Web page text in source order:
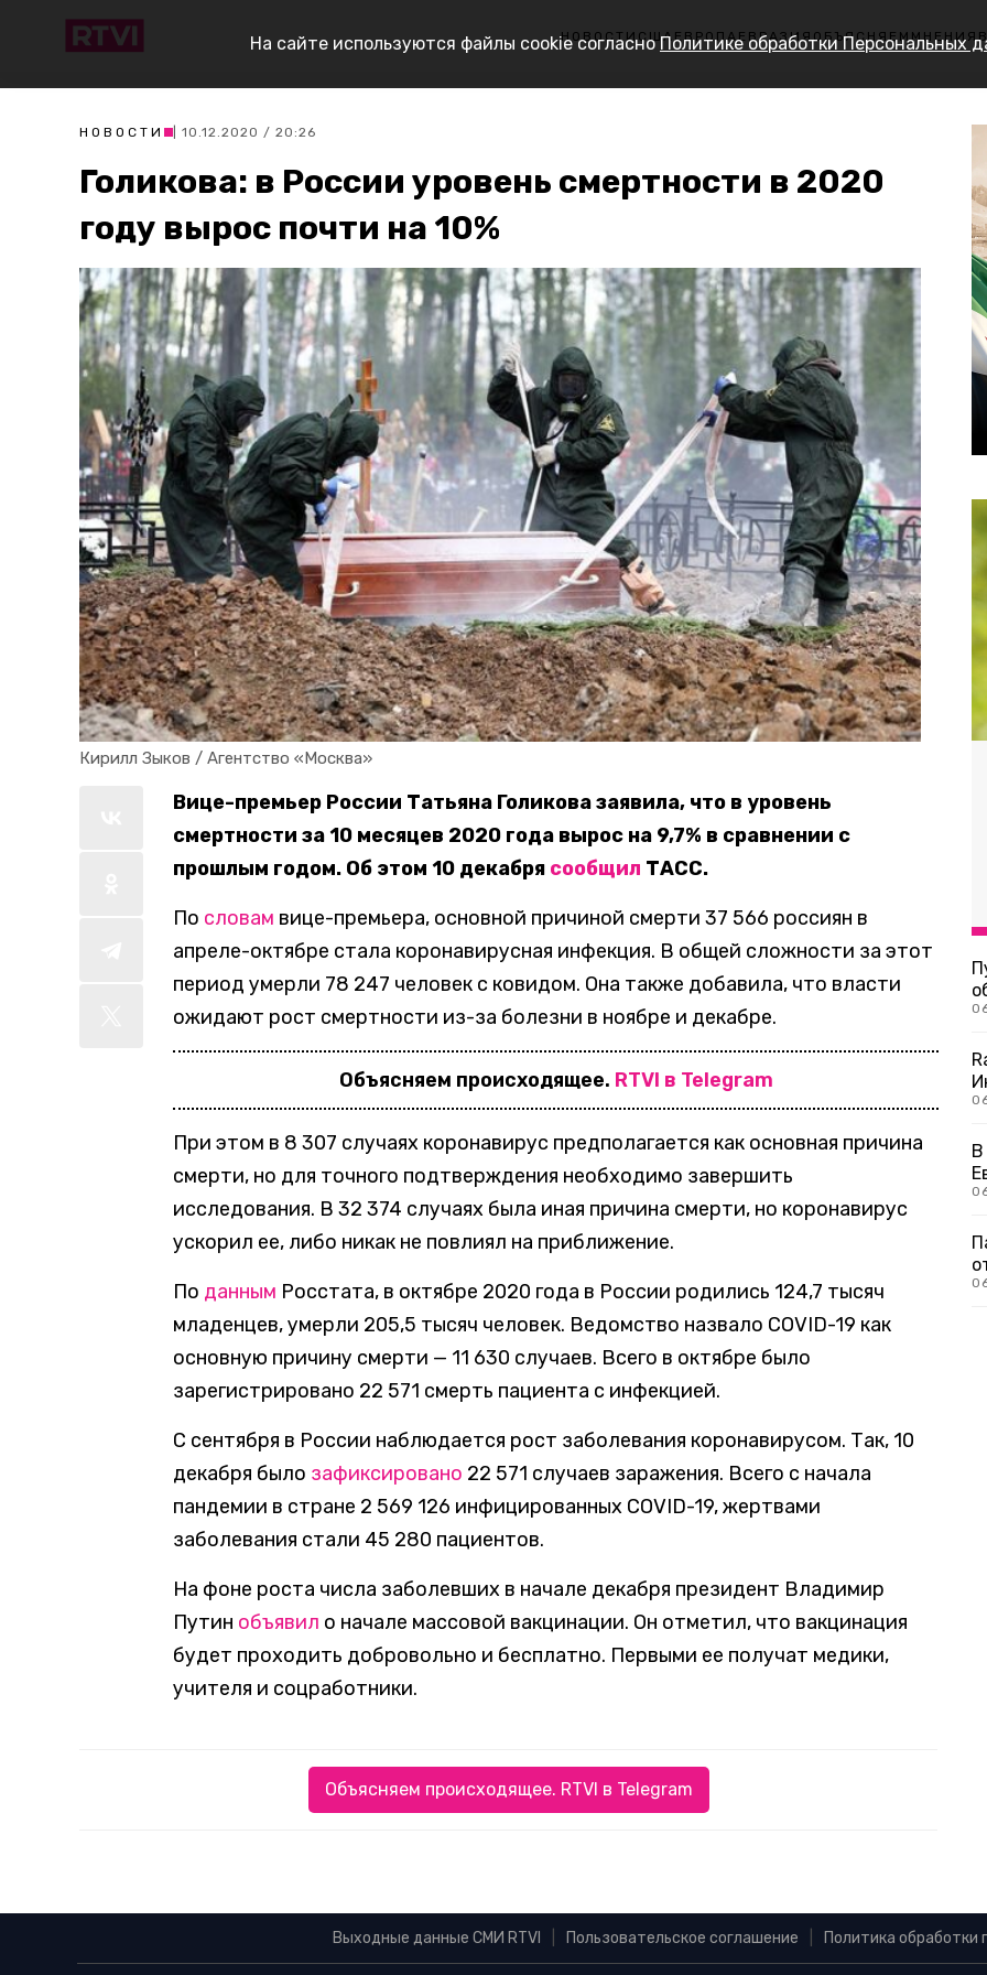
НОВОСТИ США ЕВРОПА ЕВРАЗИЯ ОБЪЯСНЯЕМ МНЕНИЯ
НОВОСТИ | 10.12.2020 / 20:26
Голикова: в России уровень смертности в 2020
году вырос почти на 10%
Кирилл Зыков / Агентство «Москва»
Вице-премьер России Татьяна Голикова заявила, что в уровень
смертности за 10 месяцев 2020 года вырос на 9,7% в сравнении с
прошлым годом. Об этом 10 декабря сообщил ТАСС.
По словам вице-премьера, основной причиной смерти 37 566 россиян в
апреле-октябре стала коронавирусная инфекция. В общей сложности за этот
период умерли 78 247 человек с ковидом. Она также добавила, что власти
ожидают рост смертности из-за болезни в ноябре и декабре.
Объясняем происходящее. RTVI в Telegram
При этом в 8 307 случаях коронавирус предполагается как основная причина
смерти, но для точного подтверждения необходимо завершить
исследования. В 32 374 случаях была иная причина смерти, но коронавирус
ускорил ее, либо никак не повлиял на приближение.
По данным Росстата, в октябре 2020 года в России родились 124,7 тысяч
младенцев, умерли 205,5 тысяч человек. Ведомство назвало COVID-19 как
основную причину смерти — 11 630 случаев. Всего в октябре было
зарегистрировано 22 571 смерть пациента с инфекцией.
С сентября в России наблюдается рост заболевания коронавирусом. Так, 10
декабря было зафиксировано 22 571 случаев заражения. Всего с начала
пандемии в стране 2 569 126 инфицированных COVID-19, жертвами
заболевания стали 45 280 пациентов.
На фоне роста числа заболевших в начале декабря президент Владимир
Путин объявил о начале массовой вакцинации. Он отметил, что вакцинация
будет проходить добровольно и бесплатно. Первыми ее получат медики,
учителя и соцработники.
Объясняем происходящее. RTVI в Telegram
В
На сайте используются файлы cookie согласноПолитике обработки Персональных
Выходные данные СМИ RTVI Пользовательское соглашение Политика обработки